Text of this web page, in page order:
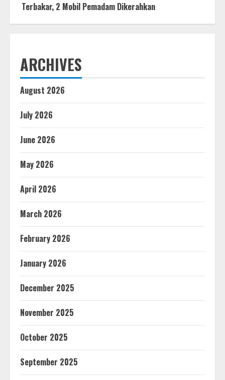
Terbakar, 2 Mobil Pemadam Dikerahkan
ARCHIVES
August 2026
July 2026
June 2026
May 2026
April 2026
March 2026
February 2026
January 2026
December 2025
November 2025
October 2025
September 2025